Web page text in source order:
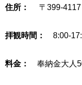
住所： 〒399-4117
拝観時間： 8:00-
料金： 奉納金大人